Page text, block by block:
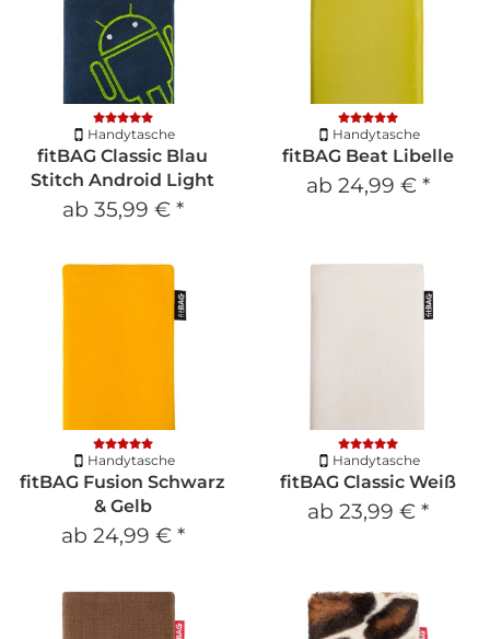
Handytasche
fitBAG Classic Blau
Stitch Android Light
ab 35,99 € *
Handytasche
fitBAG Beat Libelle
ab 24,99 € *
Handytasche
fitBAG Fusion Schwarz
& Gelb
ab 24,99 € *
Handytasche
fitBAG Classic Weiß
ab 23,99 € *